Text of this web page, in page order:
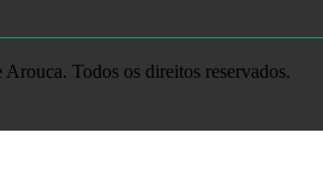
Todos os direitos reservados.